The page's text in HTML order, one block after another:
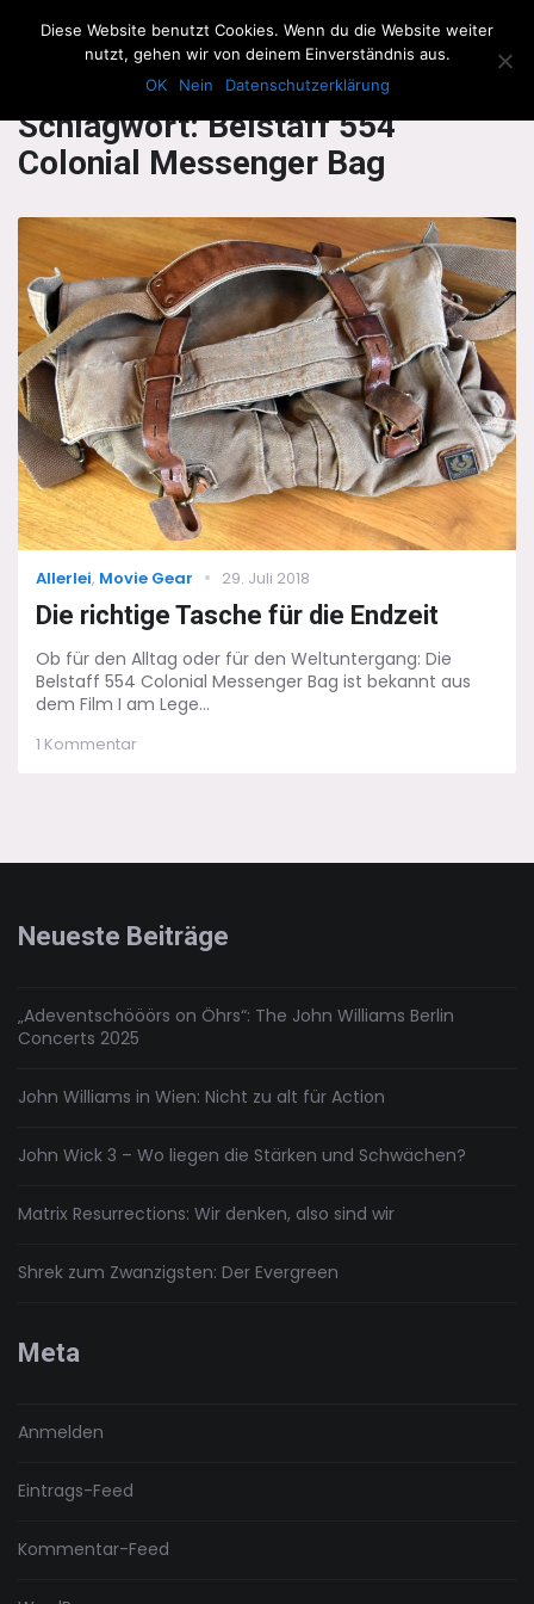
The Howling Men
Schlagwort:Belstaff 554
Colonial Messenger Bag
Categories
Allerlei, Movie Gear
Posted
29. Juli 2018
Die richtige Tasche für die Endzeit
Ob für den Alltag oder für den Weltuntergang: Die
Belstaff 554 Colonial Messenger Bag ist bekannt aus
dem Film I am Lege...
1 Kommentarzu
Neueste Beiträge
„Adeventschööörs on Öhrs“: The John Williams Berlin
Concerts 2025
John Williams in Wien: Nicht zu alt für Action
John Wick 3 – Wo liegen die Stärken und Schwächen?
Matrix Resurrections: Wir denken, also sind wir
Shrek zum Zwanzigsten: Der Evergreen
Meta
Anmelden
Eintrags-Feed
Kommentar-Feed
Diese Website benutzt Cookies. Wenn du die Website weiter
nutzt, gehen wir von deinem Einverständnis aus.
OK
Nein Datenschutzerklärung